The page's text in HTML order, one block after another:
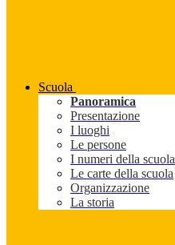
Scuola
Panoramica
Presentazione
I luoghi
Le persone
I numeri della scuola
Le carte della scuola
Organizzazione
La storia